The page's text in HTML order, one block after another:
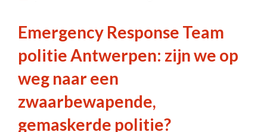
Emergency Response Team
politie Antwerpen: zijn we op
weg naar een
zwaarbewapende,
gemaskerde politie?